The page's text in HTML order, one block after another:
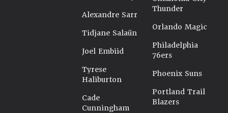
Alexandre Sarr
Tidjane Salaün
Joel Embiid
Tyrese
Haliburton
Cade
Cunningham
Thunder
Orlando Magic
Philadelphia
76ers
Phoenix Suns
Portland Trail
Blazers